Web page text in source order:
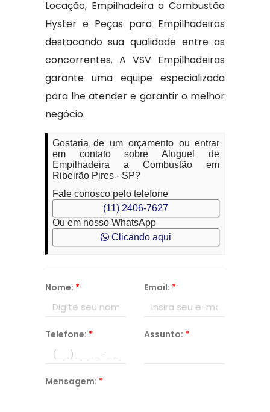
Locação, Empilhadeira a Combustão
Hyster e Peças para Empilhadeiras
destacando sua qualidade entre as
concorrentes. A VSV Empilhadeiras
garante uma equipe especializada
para lhe atender e garantir o melhor
negócio.
Gostaria de um orçamento ou entrar
em contato sobre Aluguel de
Empilhadeira a Combustão em
Ribeirão Pires - SP?
Fale conosco pelo telefone
(11) 2406-7627
Ou em nosso WhatsApp
Clicando aqui
Nome: * Email: *
Telefone: * Assunto: *
Mensagem: *